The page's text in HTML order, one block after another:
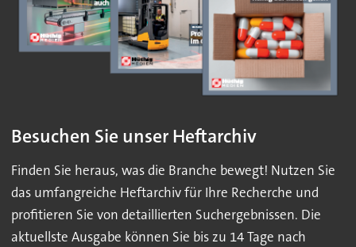
Besuchen Sie unser Heftarchiv
Finden Sie heraus, was die Branche bewegt! Nutzen Sie
das umfangreiche Heftarchiv für Ihre Recherche und
profitieren Sie von detaillierten Suchergebnissen. Die
aktuellste Ausgabe können Sie bis zu 14 Tage nach